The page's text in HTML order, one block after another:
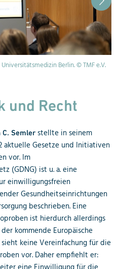
Berlin. © TMF e.V.
und Recht
C. Semler stellte in seinem
aktuelle Gesetze und Initiativen
vor. Im
(GDNG) ist u. a. eine
einwilligungsfreien
Gesundheitseinrichtungen
beschrieben. Eine
ist hierdurch allerdings
kommende Europäische
keine Vereinfachung für die
vor. Daher empfiehlt er: